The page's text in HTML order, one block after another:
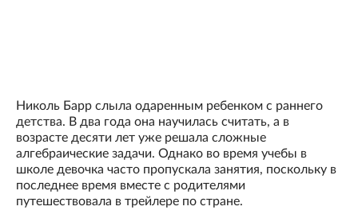
Николь Барр слыла одаренным ребенком с раннего
детства. В два года она научилась считать, а в
возрасте десяти лет уже решала сложные
алгебраические задачи. Однако во время учебы в
школе девочка часто пропускала занятия, поскольку в
последнее время вместе с родителями
путешествовала в трейлере по стране.